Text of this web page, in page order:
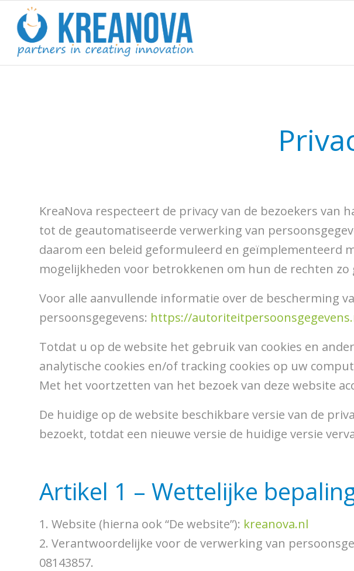
KreaNova respecteert de privacy van de bezoekers
tot de geautomatiseerde verwerking van
daarom een beleid geformuleerd en geïmplementeerd
mogelijkheden voor betrokkenen om hun de rechten
Voor alle aanvullende informatie over de bescherming
persoonsgegevens: https://
Totdat u op de website het gebruik van cookies en
analytische cookies en/of tracking cookies op uw
Met het voortzetten van het bezoek van deze website
De huidige op de website beschikbare versie van de
bezoekt, totdat een nieuwe versie de huidige versie
Artikel 1 – Wettelijke
1. Website (hierna ook “De website”): kreanova.nl
2. Verantwoordelijke voor de verwerking van
08143857.